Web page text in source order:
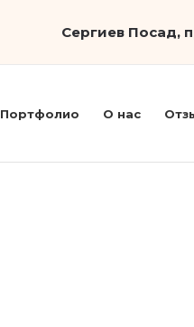
Сергиев Посад,
Портфолио О нас